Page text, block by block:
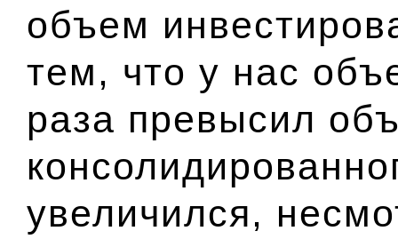
объем
тем, что у нас
раза превысил
увеличился,